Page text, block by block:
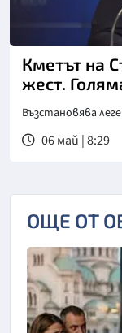
Кметът на
жест.
Възстановява
06 май | 8:29
ОЩЕ ОТ